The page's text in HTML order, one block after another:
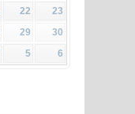
22
23
29
30
5 6